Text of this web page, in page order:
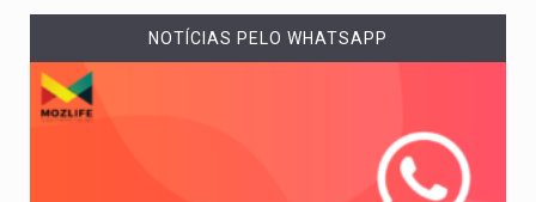
NOTÍCIAS PELO WHATSAPP